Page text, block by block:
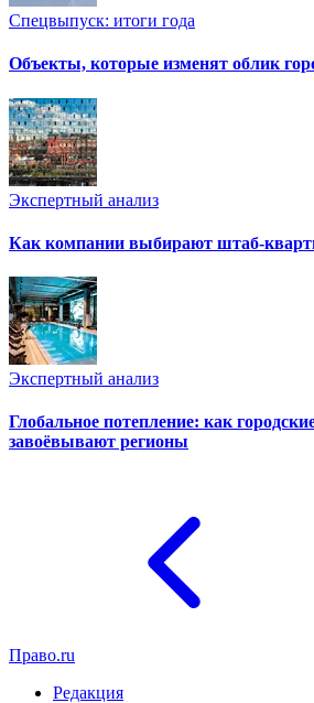
Спецвыпуск: итоги года
Объекты, которые изменят облик
Экспертный анализ
Как компании выбирают штаб-
Экспертный анализ
Глобальное потепление: как
завоёвывают регионы
Право.ru
Редакция